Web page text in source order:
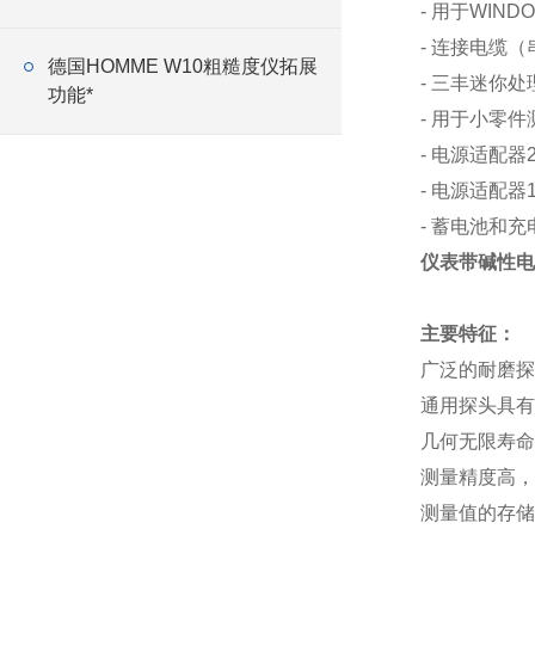
德国​HOMME W10粗糙度仪拓展
功能*
- 用于
- 连接电缆（
- 三丰迷你处
- 用于小零件
- 电源适配器
- 电源适配器
- 蓄电池和充
仪表带碱性
主要特征：
广泛的耐磨
通用探头具
几何无限寿
测量精度高
测量值的存